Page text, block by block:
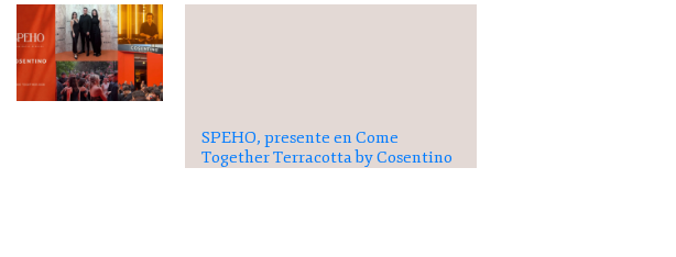
SPEHO, presente en Come
Together Terracotta by Cosentino